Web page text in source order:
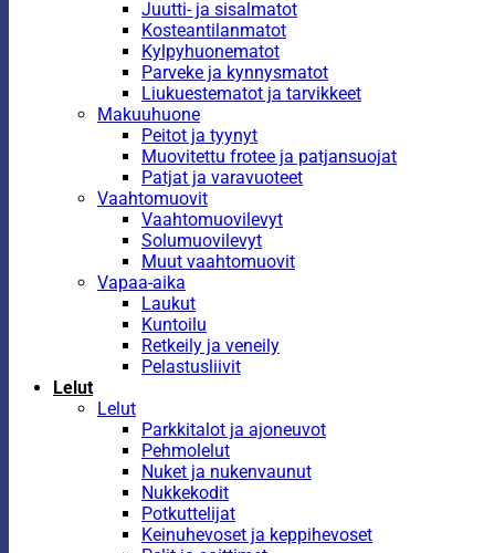
Juutti- ja sisalmatot
Kosteantilanmatot
Kylpyhuonematot
Parveke ja kynnysmatot
Liukuestematot ja tarvikkeet
Makuuhuone
Peitot ja tyynyt
Muovitettu frotee ja patjansuojat
Patjat ja varavuoteet
Vaahtomuovit
Vaahtomuovilevyt
Solumuovilevyt
Muut vaahtomuovit
Vapaa-aika
Laukut
Kuntoilu
Retkeily ja veneily
Pelastusliivit
Lelut
Lelut
Parkkitalot ja ajoneuvot
Pehmolelut
Nuket ja nukenvaunut
Nukkekodit
Potkuttelijat
Keinuhevoset ja keppihevoset